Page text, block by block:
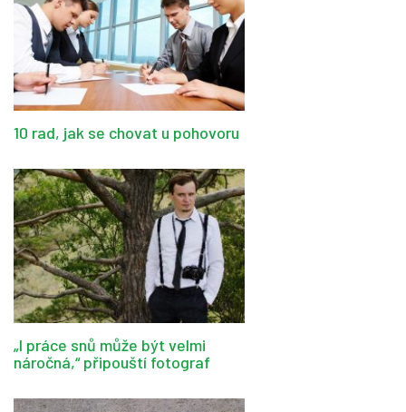
10 rad, jak se chovat u pohovoru
„I práce snů může být velmi
náročná,“ připouští fotograf